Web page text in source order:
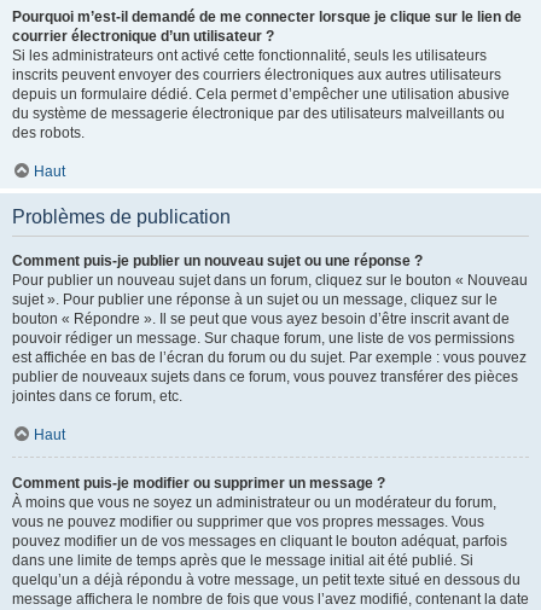
Pourquoi m’est-il demandé de me connecter lorsque je clique sur le lien de
courrier électronique d’un utilisateur ?
Si les administrateurs ont activé cette fonctionnalité, seuls les utilisateurs
inscrits peuvent envoyer des courriers électroniques aux autres utilisateurs
depuis un formulaire dédié. Cela permet d’empêcher une utilisation abusive
du système de messagerie électronique par des utilisateurs malveillants ou
des robots.
Haut
Problèmes de publication
Comment puis-je publier un nouveau sujet ou une réponse ?
Pour publier un nouveau sujet dans un forum, cliquez sur le bouton « Nouveau
sujet ». Pour publier une réponse à un sujet ou un message, cliquez sur le
bouton « Répondre ». Il se peut que vous ayez besoin d’être inscrit avant de
pouvoir rédiger un message. Sur chaque forum, une liste de vos permissions
est affichée en bas de l’écran du forum ou du sujet. Par exemple : vous pouvez
publier de nouveaux sujets dans ce forum, vous pouvez transférer des pièces
jointes dans ce forum, etc.
Haut
Comment puis-je modifier ou supprimer un message ?
À moins que vous ne soyez un administrateur ou un modérateur du forum,
vous ne pouvez modifier ou supprimer que vos propres messages. Vous
pouvez modifier un de vos messages en cliquant le bouton adéquat, parfois
dans une limite de temps après que le message initial ait été publié. Si
quelqu’un a déjà répondu à votre message, un petit texte situé en dessous du
message affichera le nombre de fois que vous l’avez modifié, contenant la date